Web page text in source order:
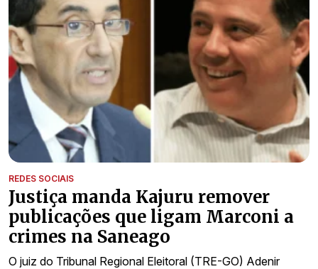
REDES SOCIAIS
Justiça manda Kajuru remover
publicações que ligam Marconi a
crimes na Saneago
O juiz do Tribunal Regional Eleitoral (TRE-GO) Adenir